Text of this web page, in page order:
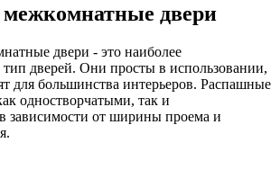
двери
двери - это наиболее
дверей. Они просты в использовании,
для большинства интерьеров. Распашные
одностворчатыми, так и
зависимости от ширины проема и